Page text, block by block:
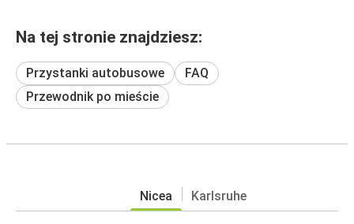
Na tej stronie znajdziesz:
Przystanki autobusowe
FAQ
Przewodnik po mieście
Nicea Karlsruhe